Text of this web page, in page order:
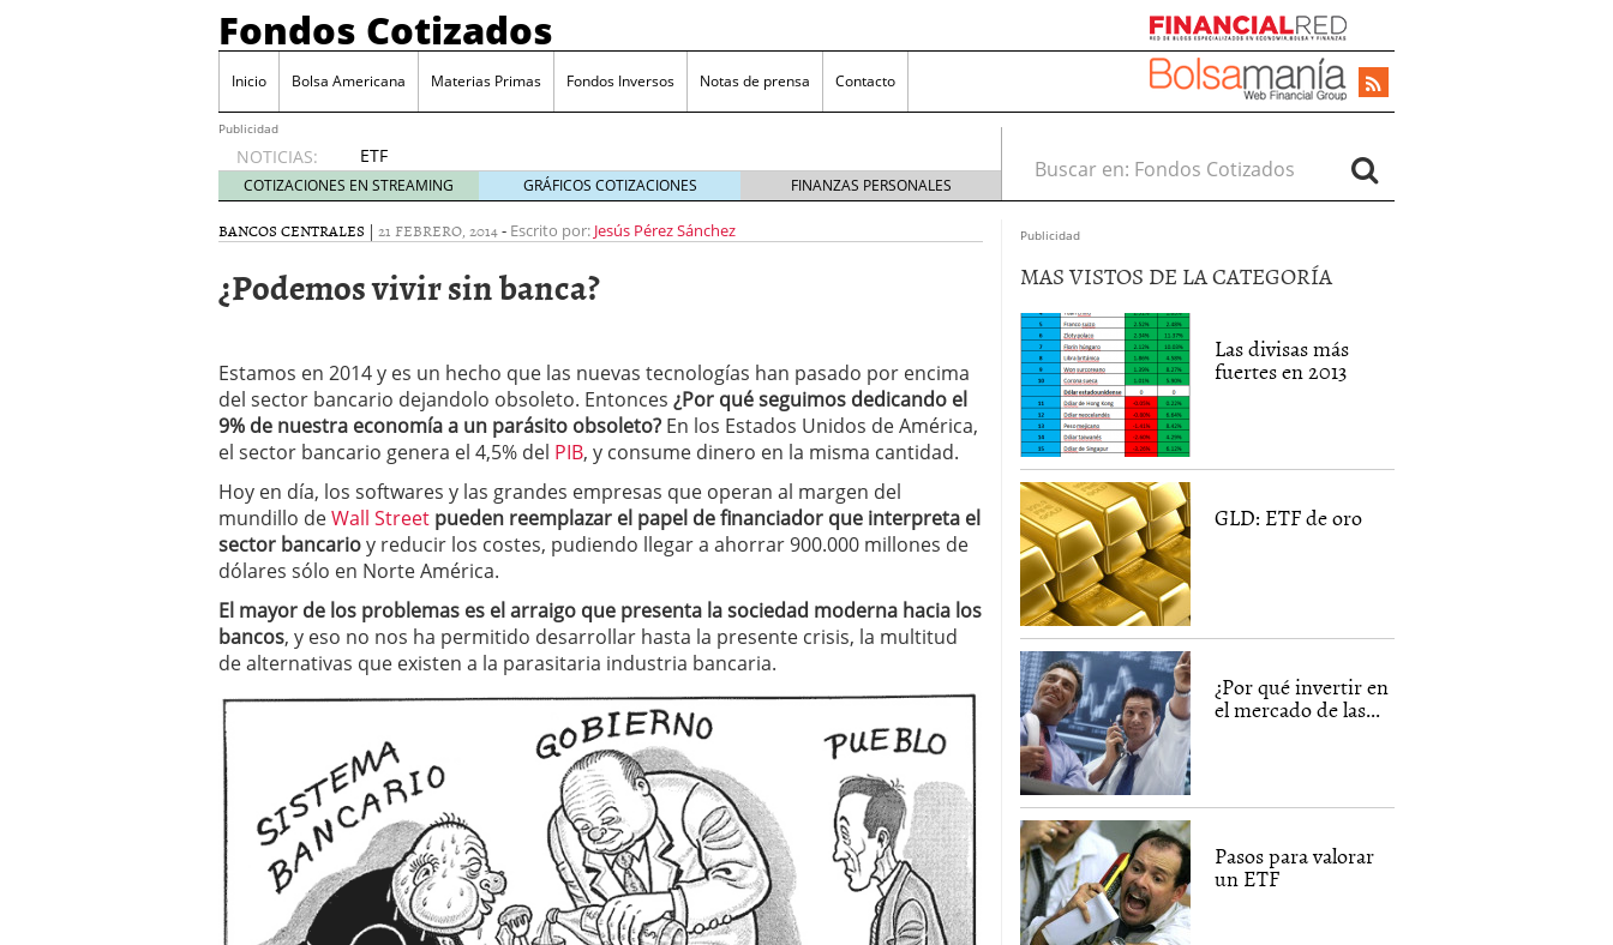
Fondos Cotizados
Inicio Bolsa Americana Materias Primas Fondos Inversos Notas de prensa Contacto
Publicidad
NOTICIAS:
ETF
activos:
el
producto
crece en
Europa y
a llegar
al
inversor
español
febrero
28, 2026
ETF activos: el producto que más crece en Europa y que empieza a llegar al
inversor español febrero 23, 2026
ETF de defensa, industriales y renta variable europea: las apuestas que
ETF o fondo indexado en España: la eterna pregunta tiene respuesta
(depende de ti) febrero 16, 2026
Enero de 2026 rompe todos los registros: 55.900 millones en un solo mes
febrero 8, 2026
COTIZACIONES EN STREAMING GRÁFICOS COTIZACIONES FINANZAS PERSONALES
Buscar en:
BANCOS CENTRALES | 21 FEBRERO, 2014- Escrito por: Jesús Pérez Sánchez
¿Podemos vivir sin banca?
Estamos en 2014 y es un hecho que las nuevas tecnologías han pasado por encima
del sector bancario dejandolo obsoleto. Entonces ¿Por qué seguimos dedicando el
9% de nuestra economía a un parásito obsoleto? En los Estados Unidos de América,
el sector bancario genera el 4,5% del PIB, y consume dinero en la misma cantidad.
Hoy en día, los softwares y las grandes empresas que operan al margen del
mundillo deWall Street pueden reemplazar el papel de financiador que interpreta el
sector bancarioy reducir los costes, pudiendo llegar a ahorrar 900.000 millones de
dólares sólo en Norte América.
El mayor de los problemas es el arraigo que presenta la sociedad moderna hacia los
bancos, y eso no nos ha permitido desarrollar hasta la presente crisis, la multitud
de alternativas que existen a la parasitaria industria bancaria.
Publicidad
MAS VISTOS DE LA CATEGORÍA
Las divisas más
fuertes en 2013
GLD: ETF de oro
¿Por qué invertir en
el mercado de las...
Pasos para valorar
un ETF